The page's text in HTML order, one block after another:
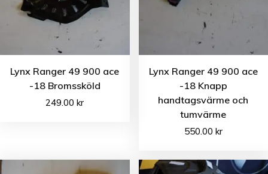
Lynx Ranger 49 900 ace
-18 Bromssköld
249.00kr
Lynx Ranger 49 900 ace
-18 Knapp
handtagsvärme och
tumvärme
550.00 kr